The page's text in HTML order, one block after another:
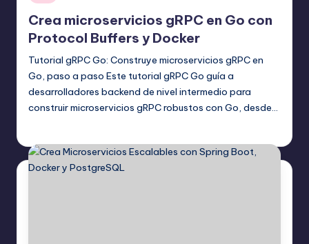
en
Crea microservicios gRPC en Go con
Protocol Buffers y Docker
Tutorial gRPC Go: Construye microservicios gRPC en
Go, paso a paso Este tutorial gRPC Go guía a
desarrolladores backend de nivel intermedio para
construir microservicios gRPC robustos con Go, desde…